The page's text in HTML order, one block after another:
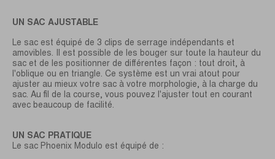
UN SAC AJUSTABLE
Le sac est équipé de 3 clips de serrage indépendants et
amovibles. Il est possible de les bouger sur toute la hauteur du
sac et de les positionner de différentes façon : tout droit, à
l'oblique ou en triangle. Ce système est un vrai atout pour
ajuster au mieux votre sac à votre morphologie, à la charge du
sac. Au fil de la course, vous pouvez l'ajuster tout en courant
avec beaucoup de facilité.
UN SAC PRATIQUE
Le sac Phoenix Modulo est équipé de :